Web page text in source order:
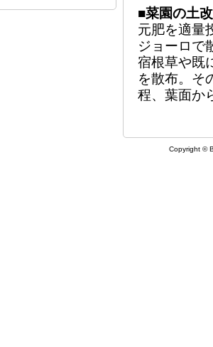
■菜園の土
元肥を適量
ジョーロで
宿根草や既
を散布。そ
程、葉面か
Copyright ©